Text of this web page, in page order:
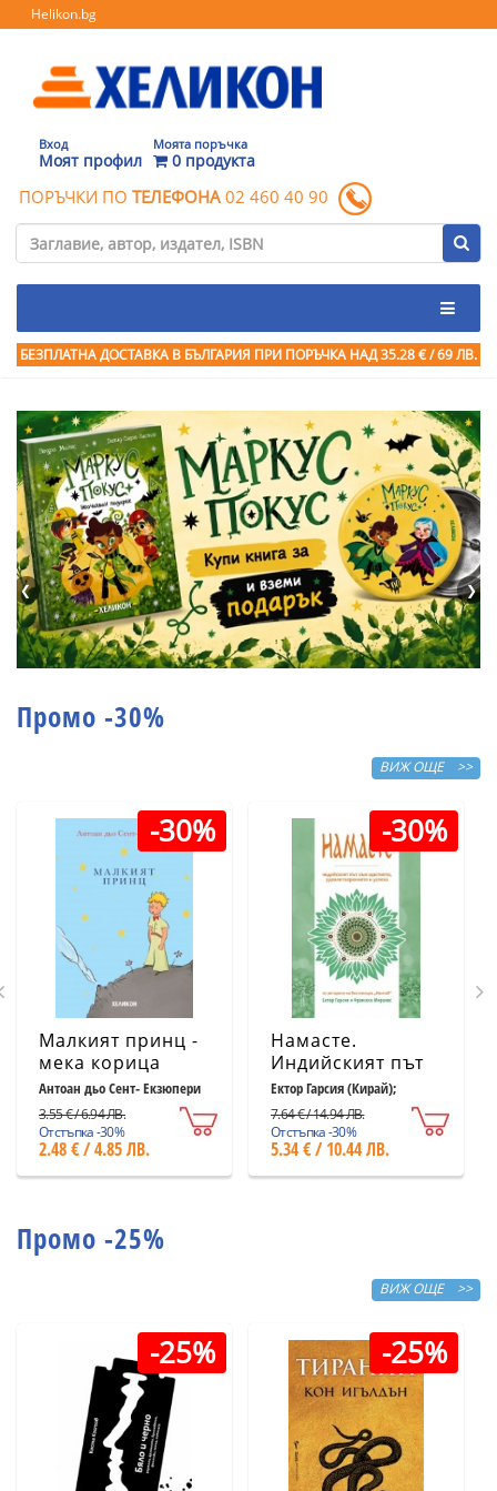
Helikon.bg
Вход
Моят профил
Моята поръчка
0 продукта
ПОРЪЧКИ ПО ТЕЛЕФОНА 02 460 40 90
БЕЗПЛАТНА ДОСТАВКА В БЪЛГАРИЯ ПРИ ПОРЪЧКА НАД 35.28 € / 69 ЛВ.
❮ ❯
Промо -30%
ВИЖ ОЩЕ >>
-30%
Малкият принц -
мека корица
светлосиня
Антоан дьо Сент- Екзюпери
3.55 € / 6.94 ЛВ.
Отстъпка -30%
2.48 € / 4.85 ЛВ.
-30%
Намасте.
Индийският път
към щастието,
удовлетворението
и успеха
Ектор Гарсия (Кирай);
7.64 € / 14.94 ЛВ.
Отстъпка -30%
5.34 € / 10.44 ЛВ.
Промо -25%
ВИЖ ОЩЕ >>
-25% -25%